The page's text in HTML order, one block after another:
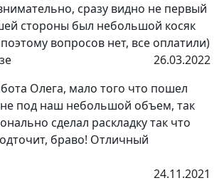
сразу видно не первый
стороны был небольшой косяк
вопросов нет, все оплатили)
26.03.2022
Олега, мало того что пошел
под наш небольшой объем, так
сделал раскладку так что
браво! Отличный
24.11.2021